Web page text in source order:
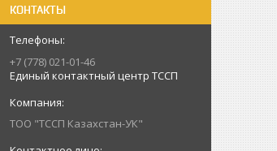
КОНТАКТЫ
+7 (778) 021-01-46
Единый контактный центр ТССП
ТОО "ТССП Казахстан-УК"